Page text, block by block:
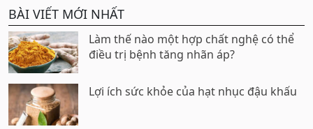
BÀI VIẾT MỚI NHẤT
Làm thế nào một hợp chất nghệ có thể
điều trị bệnh tăng nhãn áp?
Lợi ích sức khỏe của hạt nhục đậu khấu